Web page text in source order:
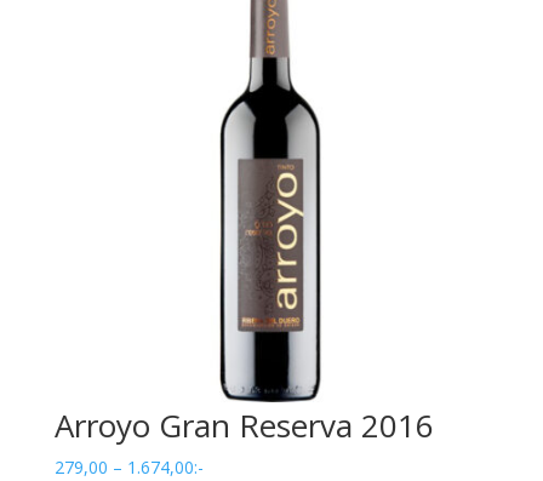
Arroyo Gran Reserva 2016
279,00 – 1.674,00Prisintervall:
:-